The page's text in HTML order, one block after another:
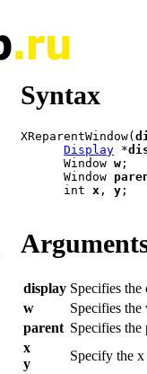
Syntax
XReparentWindow(
Display *
      Window
w ;
      Window
      int
x , y ;
display Specifies
w
Specifies
parent Specifies
x
y
Specify the